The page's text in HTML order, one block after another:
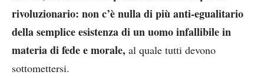
rivoluzionario: non c’è nulla di più anti-egualitario
della semplice esistenza di un uomo infallibile in
materia di fede e morale, al quale tutti devono
sottomettersi.